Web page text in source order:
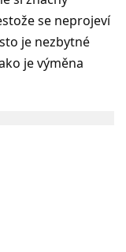
se neprojeví
je nezbytné
je výměna